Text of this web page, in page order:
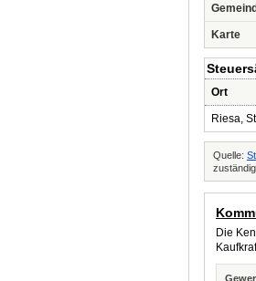
Karte
Ort
Riesa,
Quelle:
Die